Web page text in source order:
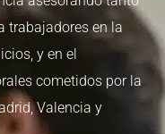
PRODUCTIVAS
LIQUIDACIÓN DE
SOCIEDADES
RECLAMACIÓN
ACCIDENTE
RECLAMACIONES
RESPONSABILIDAD
OBTENCIÓN
EN
trabajadores en la
y en el
cometidos por la
Valencia y